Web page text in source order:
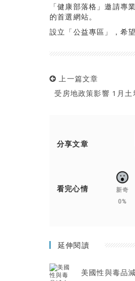
「健康部落格」邀請專
的首選網站。
設立「公益專區」，希
上一篇文章
受房地政策影響 1月土
分享文章
看完心情
新奇
0%
延伸閱讀
美國性與毒品